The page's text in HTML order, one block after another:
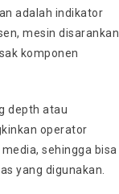
adalah indikator
mesin disarankan
komponen
depth atau
operator
sehingga bisa
yang digunakan.